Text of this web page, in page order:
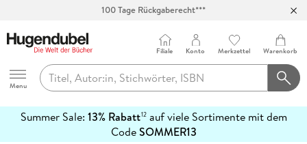
100 Tage Rückgaberecht***
Hugendubel
Menu
Filiale Konto Merkzettel Warenkorb
Summer Sale: 13% Rabatt12auf viele Sortimente mit dem
CodeSOMMER13